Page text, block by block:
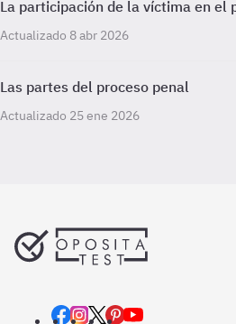
La participación de la víctima en el
Actualizado 8 abr 2026
Las partes del proceso penal
Actualizado 25 ene 2026